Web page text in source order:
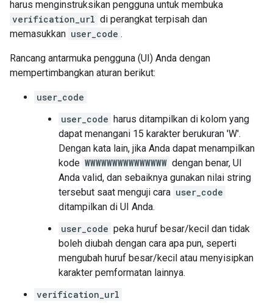
harus menginstruksikan pengguna untuk membuka
verification_url di perangkat terpisah dan
memasukkan user_code .
Rancang antarmuka pengguna (UI) Anda dengan
mempertimbangkan aturan berikut:
user_code
user_code harus ditampilkan di kolom yang
dapat menangani 15 karakter berukuran 'W'.
Dengan kata lain, jika Anda dapat menampilkan
kode WWWWWWWWWWWWWWW dengan benar, UI
Anda valid, dan sebaiknya gunakan nilai string
tersebut saat menguji cara user_code
ditampilkan di UI Anda.
user_code peka huruf besar/kecil dan tidak
boleh diubah dengan cara apa pun, seperti
mengubah huruf besar/kecil atau menyisipkan
karakter pemformatan lainnya.
verification_url